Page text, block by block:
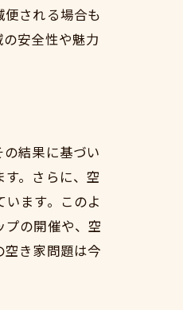
される場合も
安全性や魅力
結果に基づい
。さらに、空
ます。このよ
の開催や、空
き家問題は今